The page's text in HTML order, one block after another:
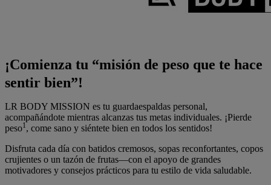
¡Comienza tu “misión de peso que te hace
sentir bien”!
LR BODY MISSION es tu guardaespaldas personal,
acompañándote mientras alcanzas tus metas individuales. ¡Pierde
peso1, come sano y siéntete bien en todos los sentidos!
Disfruta cada día con batidos cremosos, sopas reconfortantes, copos
crujientes o un tazón de frutas—con el apoyo de grandes
motivadores y consejos prácticos para tu estilo de vida saludable.